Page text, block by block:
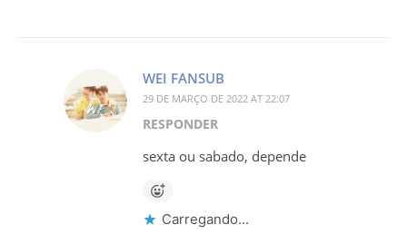
WEI FANSUB
29 DE MARÇO DE 2022 AT 22:07
RESPONDER
sexta ou sabado, depende
Carregando...